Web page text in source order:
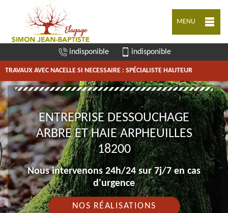
MENU
indisponible indisponible
TRAVAUX AVEC NACELLE SI NECESSAIRE : SPÉCIALISTE HAUTEUR
ENTREPRISE DESSOUCHAGE
ARBRE ET HAIE ARPHEUILLES
18200
Nous intervenons 24h/24 sur 7j/7 en cas
d'urgence
NOS RÉALISATIONS